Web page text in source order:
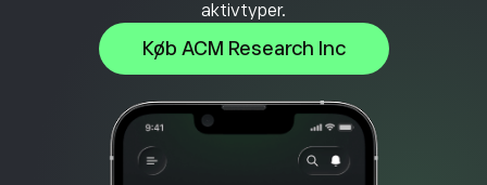
aktivtyper.
Køb ACM Research Inc